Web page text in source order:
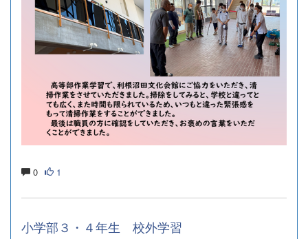
0 1
小学部３・４年生 校外学習